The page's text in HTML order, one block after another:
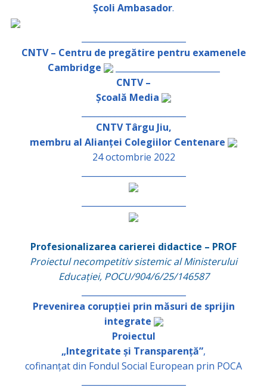
Școli Ambasador.
CNTV – Centru de pregătire pentru examenele
Cambridge
_________________________
CNTV –
Școală Media
CNTV Târgu Jiu,
membru al Alianței Colegiilor Centenare
24 octombrie 2022
Profesionalizarea carierei didactice – PROF
Proiectul necompetitiv sistemic al Ministerului
Educației, POCU/904/6/25/146587
Prevenirea corupției prin măsuri de sprijin
integrate
Proiectul
„Integritate și Transparență”,
cofinanțat din Fondul Social European prin POCA